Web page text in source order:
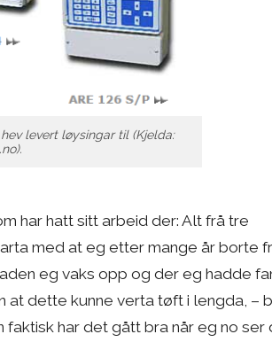
levert løysingar til (Kjelda:
har hatt sitt arbeid der: Alt frå tre
med at eg etter mange år borte
eg vaks opp og der eg hadde
at dette kunne verta tøft i lengda, –
har det gått bra når eg no ser